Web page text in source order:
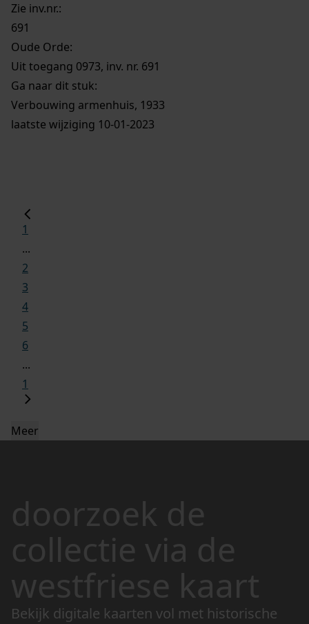
Zie inv.nr.:
691
Oude Orde:
Uit toegang 0973, inv. nr. 691
Ga naar dit stuk:
Verbouwing armenhuis, 1933
laatste wijziging 10-01-2023
1
...
2
3
4
5
6
...
1
Meer
doorzoek de
collectie via de
westfriese kaart
Bekijk digitale kaarten vol met historische